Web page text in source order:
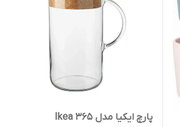
پارچ ایکیا مدل Ikea 365